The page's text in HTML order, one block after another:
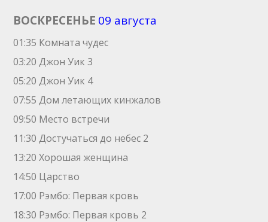
ВОСКРЕСЕНЬЕ 09 августа
01:35 Комната чудес
03:20 Джон Уик 3
05:20 Джон Уик 4
07:55 Дом летающих кинжалов
09:50 Место встречи
11:30 Достучаться до небес 2
13:20 Хорошая женщина
14:50 Царство
17:00 Рэмбо: Первая кровь
18:30 Рэмбо: Первая кровь 2